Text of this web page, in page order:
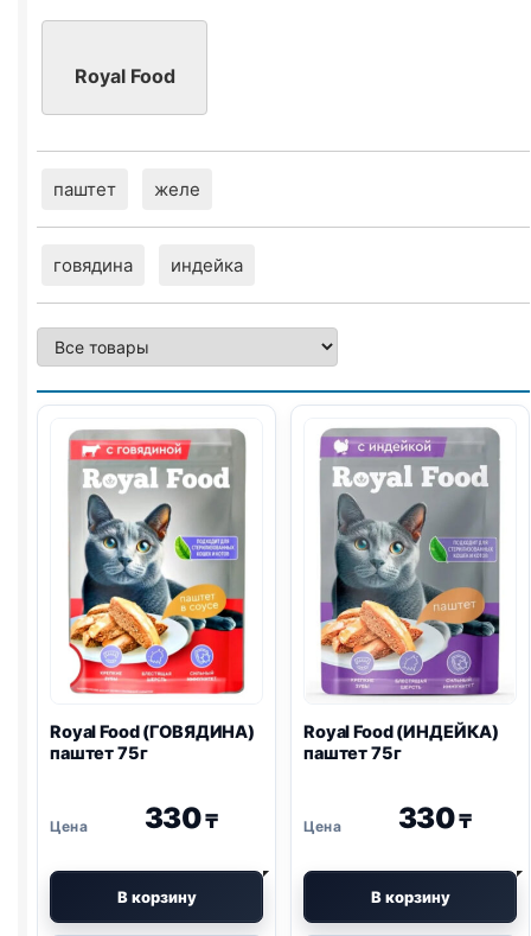
Royal Food
паштет желе
говядина индейка
Royal Food (ГОВЯДИНА)
паштет 75г
330₸
В корзину
Royal Food (ИНДЕЙКА)
паштет 75г
330₸
В корзину